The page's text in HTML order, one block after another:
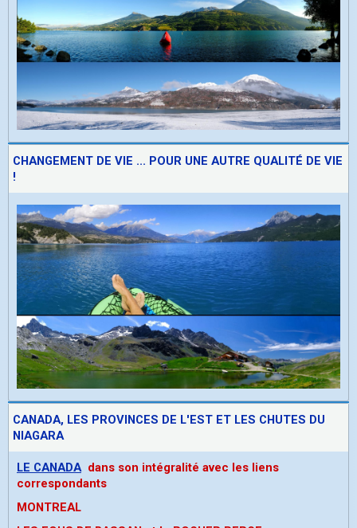
CHANGEMENT DE VIE ... POUR UNE AUTRE QUALITÉ DE VIE
!
CANADA, LES PROVINCES DE L'EST ET LES CHUTES DU
NIAGARA
LE CANADA dans son intégralité avec les liens
correspondants
MONTREAL